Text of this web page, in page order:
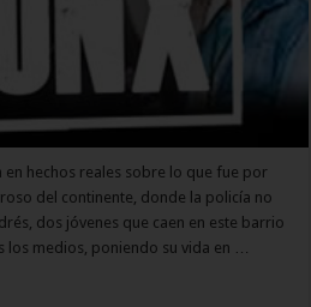
en hechos reales sobre lo que fue por
del continente, donde la policía no
dos jóvenes que caen en este barrio
medios, poniendo su vida en …